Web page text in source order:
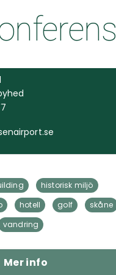
historisk miljö
hotell golf
skåne
vandring
Mer info